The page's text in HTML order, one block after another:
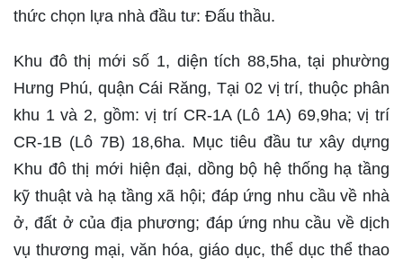
thức chọn lựa nhà đầu tư: Đấu thầu.
Khu đô thị mới số 1, diện tích 88,5ha, tại phường
Hưng Phú, quận Cái Răng, Tại 02 vị trí, thuộc phân
khu 1 và 2, gồm: vị trí CR-1A (Lô 1A) 69,9ha; vị trí
CR-1B (Lô 7B) 18,6ha. Mục tiêu đầu tư xây dựng
Khu đô thị mới hiện đại, dồng bộ hệ thống hạ tầng
kỹ thuật và hạ tầng xã hội; đáp ứng nhu cầu về nhà
ở, đất ở của địa phương; đáp ứng nhu cầu về dịch
vụ thương mại, văn hóa, giáo dục, thể dục thể thao